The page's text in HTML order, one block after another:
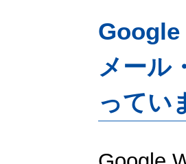
Google
メール
ってい